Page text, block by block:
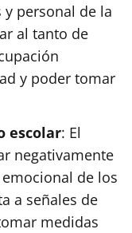
personal de la
al tanto de
y poder tomar
escolar: El
negativamente
de los
a señales de
medidas